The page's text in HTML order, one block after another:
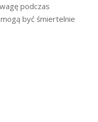
podczas
być śmiertelnie